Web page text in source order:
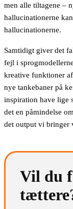
men alle tiltagene –
hallucinationerne
hallucinationerne.
Samtidigt giver det
fejl i
kreative funktioner
nye tankebaner på
inspiration have lige
det en påmindelse
det output vi bringer
Vil du